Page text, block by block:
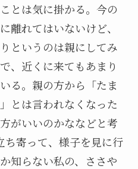
とは気に掛かる。今の
離れてはいないけど、
というのは親にしてみ
、近くに来てもあまり
る。親の方から「たま
とは言われなくなった
がいいのかななどと考
ち寄って、様子を見に行
知らない私の、ささや